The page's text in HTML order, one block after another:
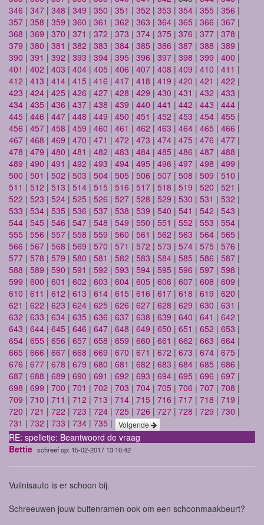
346 | 347 | 348 | 349 | 350 | 351 | 352 | 353 | 354 | 355 | 356 |
357 | 358 | 359 | 360 | 361 | 362 | 363 | 364 | 365 | 366 | 367 |
368 | 369 | 370 | 371 | 372 | 373 | 374 | 375 | 376 | 377 | 378 |
379 | 380 | 381 | 382 | 383 | 384 | 385 | 386 | 387 | 388 | 389 |
390 | 391 | 392 | 393 | 394 | 395 | 396 | 397 | 398 | 399 | 400 |
401 | 402 | 403 | 404 | 405 | 406 | 407 | 408 | 409 | 410 | 411 |
412 | 413 | 414 | 415 | 416 | 417 | 418 | 419 | 420 | 421 | 422 |
423 | 424 | 425 | 426 | 427 | 428 | 429 | 430 | 431 | 432 | 433 |
434 | 435 | 436 | 437 | 438 | 439 | 440 | 441 | 442 | 443 | 444 |
445 | 446 | 447 | 448 | 449 | 450 | 451 | 452 | 453 | 454 | 455 |
456 | 457 | 458 | 459 | 460 | 461 | 462 | 463 | 464 | 465 | 466 |
467 | 468 | 469 | 470 | 471 | 472 | 473 | 474 | 475 | 476 | 477 |
478 | 479 | 480 | 481 | 482 | 483 | 484 | 485 | 486 | 487 | 488 |
489 | 490 | 491 | 492 | 493 | 494 | 495 | 496 | 497 | 498 | 499 |
500 | 501 | 502 | 503 | 504 | 505 | 506 | 507 | 508 | 509 | 510 |
511 | 512 | 513 | 514 | 515 | 516 | 517 | 518 | 519 | 520 | 521 |
522 | 523 | 524 | 525 | 526 | 527 | 528 | 529 | 530 | 531 | 532 |
533 | 534 | 535 | 536 | 537 | 538 | 539 | 540 | 541 | 542 | 543 |
544 | 545 | 546 | 547 | 548 | 549 | 550 | 551 | 552 | 553 | 554 |
555 | 556 | 557 | 558 | 559 | 560 | 561 | 562 | 563 | 564 | 565 |
566 | 567 | 568 | 569 | 570 | 571 | 572 | 573 | 574 | 575 | 576 |
577 | 578 | 579 | 580 | 581 | 582 | 583 | 584 | 585 | 586 | 587 |
588 | 589 | 590 | 591 | 592 | 593 | 594 | 595 | 596 | 597 | 598 |
599 | 600 | 601 | 602 | 603 | 604 | 605 | 606 | 607 | 608 | 609 |
610 | 611 | 612 | 613 | 614 | 615 | 616 | 617 | 618 | 619 | 620 |
621 | 622 | 623 | 624 | 625 | 626 | 627 | 628 | 629 | 630 | 631 |
632 | 633 | 634 | 635 | 636 | 637 | 638 | 639 | 640 | 641 | 642 |
643 | 644 | 645 | 646 | 647 | 648 | 649 | 650 | 651 | 652 | 653 |
654 | 655 | 656 | 657 | 658 | 659 | 660 | 661 | 662 | 663 | 664 |
665 | 666 | 667 | 668 | 669 | 670 | 671 | 672 | 673 | 674 | 675 |
676 | 677 | 678 | 679 | 680 | 681 | 682 | 683 | 684 | 685 | 686 |
687 | 688 | 689 | 690 | 691 | 692 | 693 | 694 | 695 | 696 | 697 |
698 | 699 | 700 | 701 | 702 | 703 | 704 | 705 | 706 | 707 | 708 |
709 | 710 | 711 | 712 | 713 | 714 | 715 | 716 | 717 | 718 | 719 |
720 | 721 | 722 | 723 | 724 | 725 | 726 | 727 | 728 | 729 | 730 |
731 | 732 | 733 | 734 | 735 | Volgende
RE: spelletje: Beantwoord de vraag
Bettie schreef op: 15-02-2017 13:10:42
Vuilnisauto is er schoon bij.
Schreeuwen jouw buitenramen ook om een schoonmaakbeurt?